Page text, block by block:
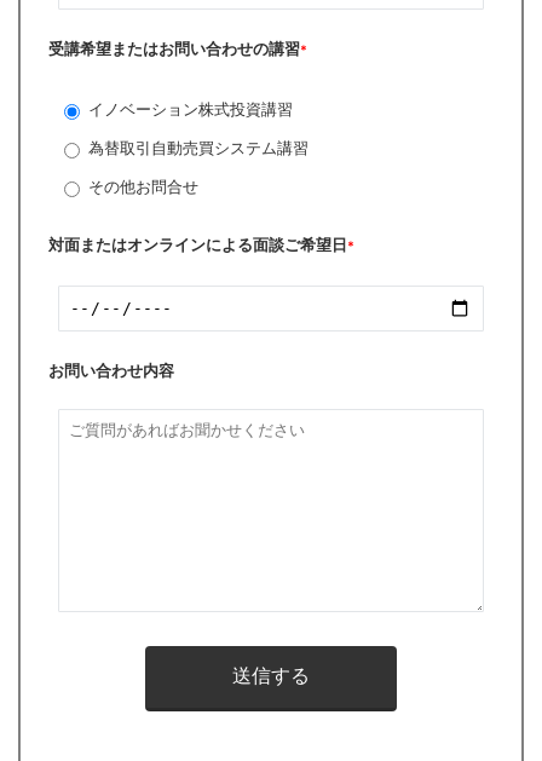
受講希望またはお問い合わせの講習*
イノベーション株式投資講習
為替取引自動売買システム講習
その他お問合せ
対面またはオンラインによる面談ご希望日*
お問い合わせ内容